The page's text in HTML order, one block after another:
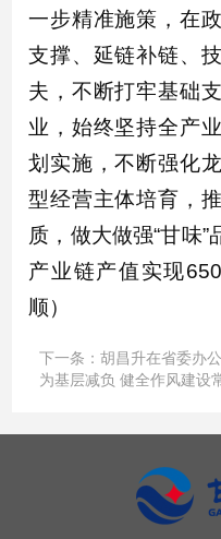
一步精准施策，在
支撑、延链补链、
夫，不断打牢基础
业，始终坚持全产
划实施，不断强化
型经营主体培育，
质，做大做强“甘味
产业链产值实现
顺）
下一条：胡昌升在省委办
为基层减负 健全作风建设